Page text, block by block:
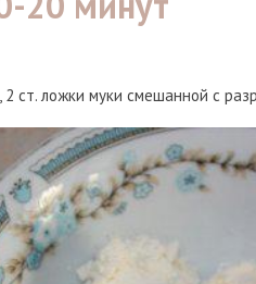
2 ст. ложки муки смешанной с